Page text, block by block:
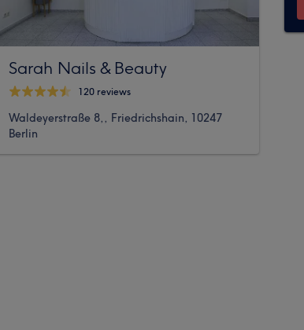
Sarah Nails & Beauty
120 reviews
Waldeyerstraße 8,, Friedrichshain, 10247
Berlin